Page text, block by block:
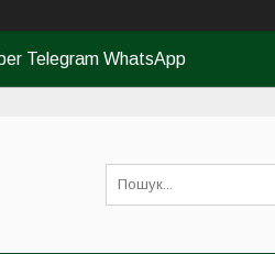
Telegram WhatsApp